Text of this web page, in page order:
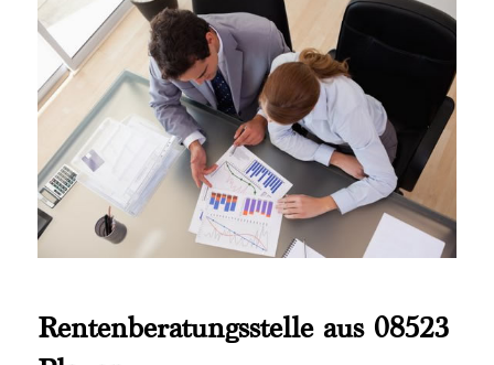
Rentenberatungsstelle aus 08523